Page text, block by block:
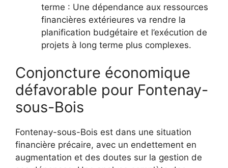
terme : Une dépendance aux ressources
financières extérieures va rendre la
planification budgétaire et l’exécution de
projets à long terme plus complexes.
Conjoncture économique
défavorable pour Fontenay-
sous-Bois
Fontenay-sous-Bois est dans une situation
financière précaire, avec un endettement en
augmentation et des doutes sur la gestion de